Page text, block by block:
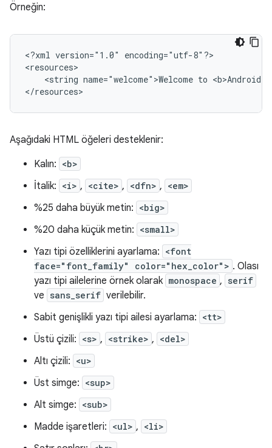
Örneğin:
<?xml version="1.0"
encoding="utf-8"?>
<string name="welcome">Welcome to
</resources>
Aşağıdaki HTML öğeleri desteklenir:
Kalın: <b>
İtalik: <i> , <cite> , <dfn> , <em>
%25 daha büyük metin: <big>
%20 daha küçük metin: <small>
Yazı tipi özelliklerini ayarlama: <font
face="font_family" color="hex_color"> . Olası
yazı tipi ailelerine örnek olarak monospace , serif
ve sans_serif verilebilir.
Sabit genişlikli yazı tipi ailesi ayarlama: <tt>
Üstü çizili: <s> , <strike> , <del>
Altı çizili: <u>
Üst simge: <sup>
Alt simge: <sub>
Madde işaretleri: <ul> , <li>